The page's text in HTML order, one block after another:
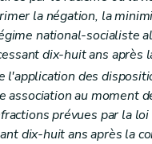
la négation, la
national-socialiste
dix-huit ans après
l'application des
au moment
prévues par la
dix-huit ans après la